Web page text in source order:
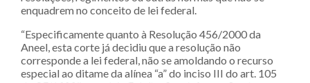
enquadrem no conceito de lei federal.
“Especificamente quanto à Resolução 456/2000 da
Aneel, esta corte já decidiu que a resolução não
corresponde a lei federal, não se amoldando o recurso
especial ao ditame da alínea “a” do inciso III do art. 105